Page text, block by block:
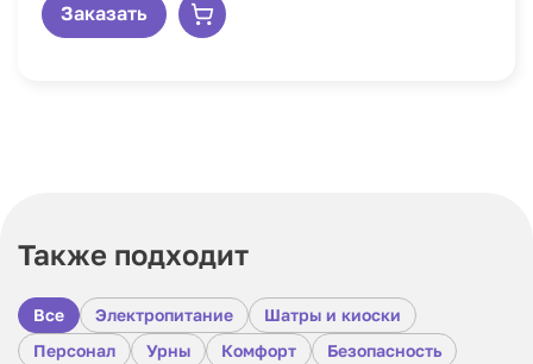
Заказать
Также подходит
Все Электропитание
Шатры и киоски
Персонал
Урны Комфорт Безопасность